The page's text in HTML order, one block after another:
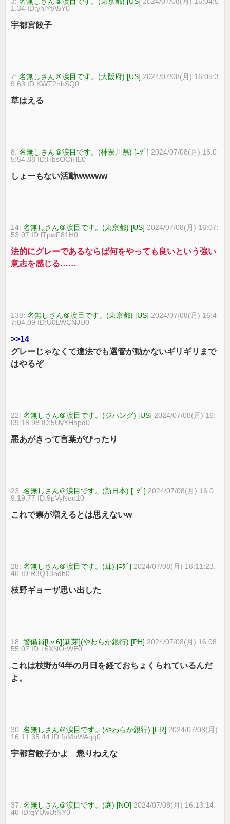
1.34 ID:yhjYfA5Y0
宇都宮餃子
7:名無しさん＠涙目です。(大阪府) [US] 2024/07/08(月) 16:05:3
9.63 ID:KWT2nhSQ0
草はえる
8:名無しさん＠涙目です。(神奈川県) [ﾆﾀﾞ] 2024/07/08(月) 16:0
5:54.88 ID:HbsOOiHL0
しょーもない活動wwwww
14:名無しさん＠涙目です。(東京都) [US] 2024/07/08(月) 16:07:
53.07 ID:lTpwF81H0
法的にグレーであるならば何をやっても良いという強い
意志を感じる……
138:名無しさん＠涙目です。(東京都) [US] 2024/07/08(月) 16:4
7:04.09 ID:U0LWCNJU0
>>14
グレーじゃなくて違法でも選管が動かないギリギリまで
はやるぞ
22:名無しさん＠涙目です。(ジパング) [US] 2024/07/08(月) 16:
09:18.98 ID:5UvYHhpd0
悪あがきって言葉がぴったり
23:名無しさん＠涙目です。(新日本) [ﾆﾀﾞ] 2024/07/08(月) 16:0
9:19.77 ID:9pVyNee10
これで票が増えるとは思えないw
28:名無しさん＠涙目です。(茸) [ﾆﾀﾞ] 2024/07/08(月) 16:11:23.
46 ID:R3Q13ndh0
枝野ギョーザ思い出した
18:警備員[Lv.6][新芽](やわらか銀行) [PH] 2024/07/08(月) 16:08:
55.07 ID:+6XNOrWE0
これは枝野が4年の月日を経ておちょくられているんだ
よ。
30:名無しさん＠涙目です。(やわらか銀行) [FR] 2024/07/08(月)
16:11:35.44 ID:fpMbWAqq0
宇都宮餃子かよ 懲りねえな
37:名無しさん＠涙目です。(庭) [NO] 2024/07/08(月) 16:13:14.
40 ID:qYUwUtNY0